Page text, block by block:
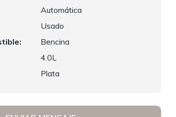
Automática
Usado
Bencina
4.0L
Plata